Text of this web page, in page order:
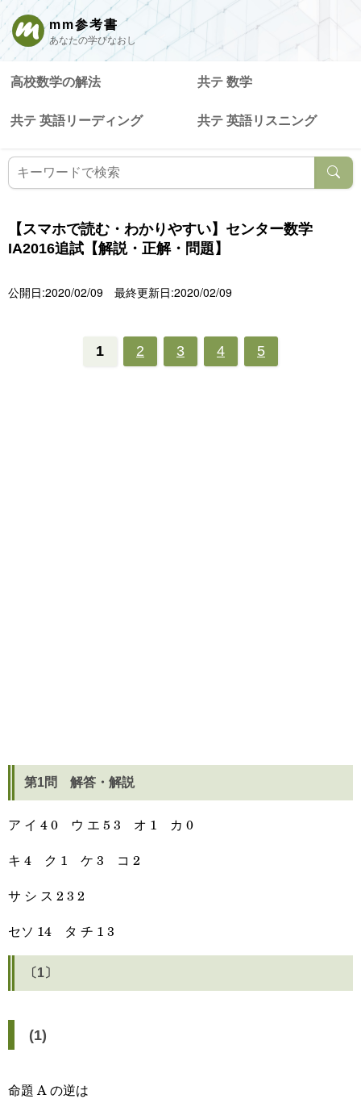
mm参考書
あなたの学びなおし
高校数学の解法 共テ 数学
共テ 英語リーディング 共テ 英語リスニング
【スマホで読む・わかりやすい】センター数学
IA2016追試【解説・正解・問題】
公開日:2020/02/09 最終更新日:2020/02/09
1 2 3 4 5
第1問 解答・解説
ア イ 4 0 ウ エ 5 3 オ 1 カ 0
キ 4 ク 1 ケ 3 コ 2
サ シ ス 2 3 2
セソ 14 タ チ 1 3
〔1〕
(1)
命題 A の逆は